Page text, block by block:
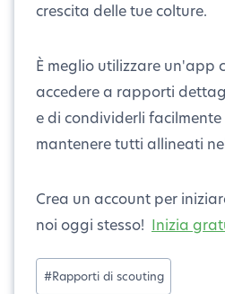
crescita delle tue colture.
È meglio utilizzare un'app
accedere a rapporti
e di condividerli
mantenere tutti allineati
Crea un account per
noi oggi stesso! Inizia
Abilita
Stripe
#Rapporti di scouting